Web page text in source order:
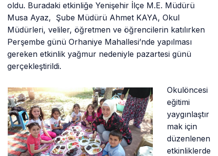
oldu. Buradaki etkinliğe Yenişehir İlçe M.E. Müdürü
Musa Ayaz, Şube Müdürü Ahmet KAYA, Okul
Müdürleri, veliler, öğretmen ve öğrencilerin katılırken
Perşembe günü Orhaniye Mahallesi’nde yapılması
gereken etkinlik yağmur nedeniyle pazartesi günü
gerçekleştirildi.
Okulöncesi
eğitimi
yaygınlaştır
mak için
düzenlenen
etkinliklerde